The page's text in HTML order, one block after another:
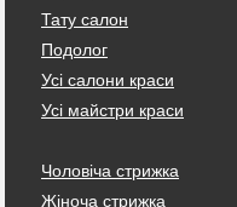
Тату салон
Подолог
Усі салони краси
Усі майстри краси
Чоловіча стрижка
Жіноча стрижка